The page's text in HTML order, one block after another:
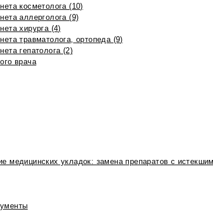
косметолога (10)
аллерголога (9)
хирурга (4)
травматолога, ортопеда (9)
гепатолога (2)
врача
медицинских укладок: замена препаратов с